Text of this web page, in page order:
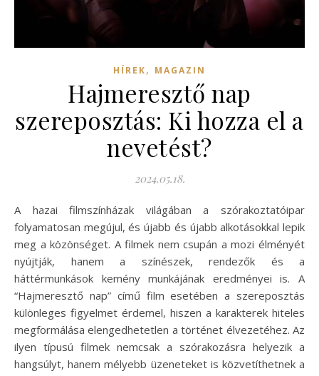
HÍREK, MAGAZIN
Hajmeresztő nap
szereposztás: Ki hozza el a
nevetést?
2024.05.18.
A hazai filmszínházak világában a szórakoztatóipar
folyamatosan megújul, és újabb és újabb alkotásokkal lepik
meg a közönséget. A filmek nem csupán a mozi élményét
nyújtják, hanem a színészek, rendezők és a
háttérmunkások kemény munkájának eredményei is. A
“Hajmeresztő nap” című film esetében a szereposztás
különleges figyelmet érdemel, hiszen a karakterek hiteles
megformálása elengedhetetlen a történet élvezetéhez. Az
ilyen típusú filmek nemcsak a szórakozásra helyezik a
hangsúlyt, hanem mélyebb üzeneteket is közvetíthetnek a